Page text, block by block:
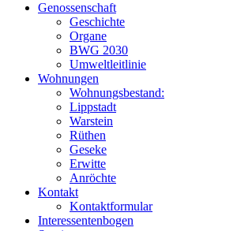
Genossenschaft
Geschichte
Organe
BWG 2030
Umweltleitlinie
Wohnungen
Wohnungsbestand:
Lippstadt
Warstein
Rüthen
Geseke
Erwitte
Anröchte
Kontakt
Kontaktformular
Interessentenbogen